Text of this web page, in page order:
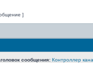
]
сообщения: Контроллер